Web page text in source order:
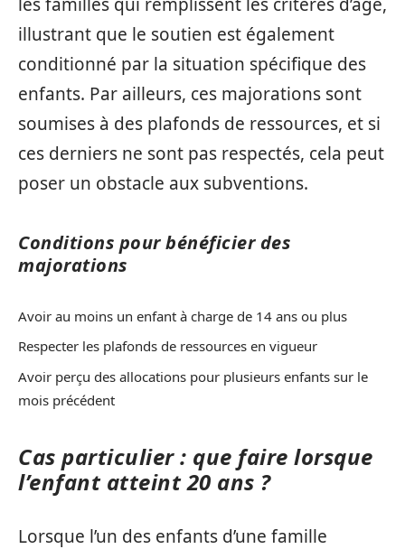
illustrant que le soutien est également
conditionné par la situation spécifique des
enfants. Par ailleurs, ces majorations sont
soumises à des plafonds de ressources, et si
ces derniers ne sont pas respectés, cela peut
poser un obstacle aux subventions.
Conditions pour bénéficier des
majorations
Avoir au moins un enfant à charge de 14 ans ou plus
Respecter les plafonds de ressources en vigueur
Avoir perçu des allocations pour plusieurs enfants sur le
mois précédent
Cas particulier : que faire lorsque
l’enfant atteint 20 ans ?
Lorsque l’un des enfants d’une famille